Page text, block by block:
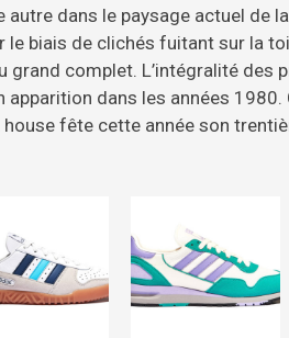
dans le paysage actuel de
biais de clichés fuitant sur la
grand complet. L’intégralité des
dans les années 1980.
fête cette année son